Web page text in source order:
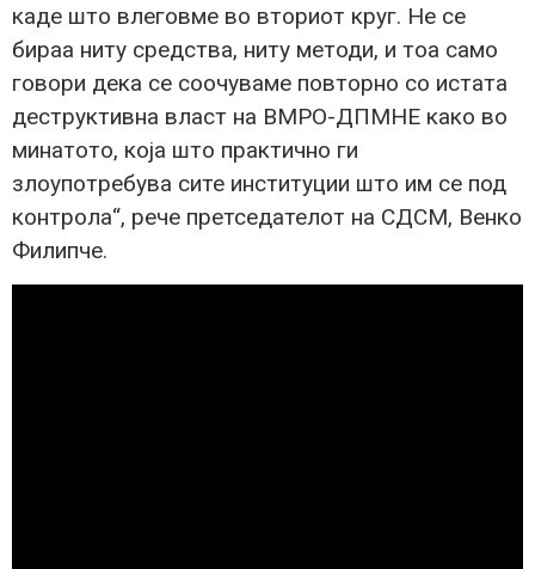
каде што влеговме во вториот круг. Не се
бираа ниту средства, ниту методи, и тоа само
говори дека се соочуваме повторно со истата
деструктивна власт на ВМРО-ДПМНЕ како во
минатото, која што практично ги
злоупотребува сите институции што им се под
контрола“, рече претседателот на СДСМ, Венко
Филипче.